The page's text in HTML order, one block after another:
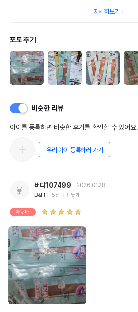
자세히보기
포토 후기
비슷한 리뷰
아이를 등록하면 비슷한 후기를 확인할 수 있어요.
우리 아이 등록하러 가기
버디107499
2026.01.28
B&H
5살 진돗개
재구매